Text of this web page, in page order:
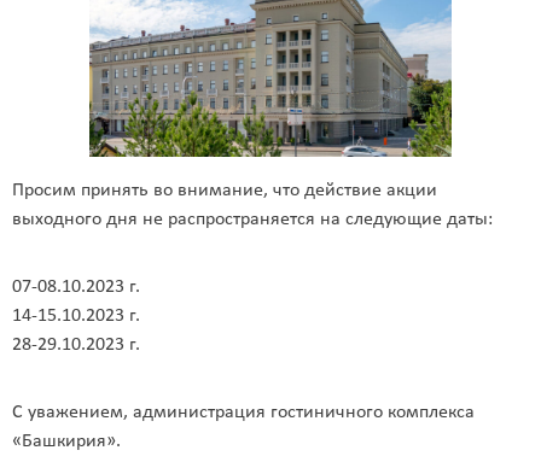
Просим принять во внимание, что действие акции
выходного дня не распространяется на следующие даты:
07-08.10.2023 г.
14-15.10.2023 г.
28-29.10.2023 г.
С уважением, администрация гостиничного комплекса
«Башкирия».